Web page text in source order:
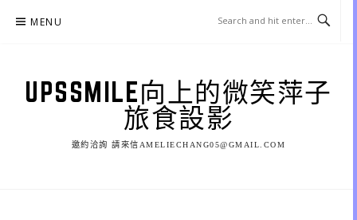
MENU
UPSSMILE向上的微笑萍子
旅食設影
邀約洽詢 請來信AMELIECHANG05@GMAIL.COM